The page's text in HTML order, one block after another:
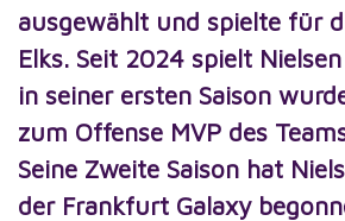
ausgewählt und spielte für
Elks. Seit 2024 spielt
in seiner ersten Saison
zum Offense MVP des
Seine Zweite Saison hat
der Frankfurt Galaxy